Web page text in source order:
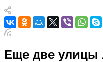
Еще две улицы